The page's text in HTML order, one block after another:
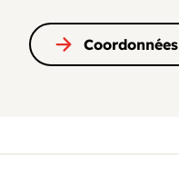
Coordonnées